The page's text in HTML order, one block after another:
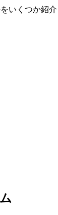
いくつか紹